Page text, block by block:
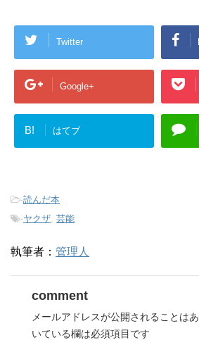
Twitter
Google+
B! はてブ
-読んだ本
-ヤクザ 芸能
執筆者： 管理人
comment
メールアドレスが公開されることはあ
いている欄は必須項目です